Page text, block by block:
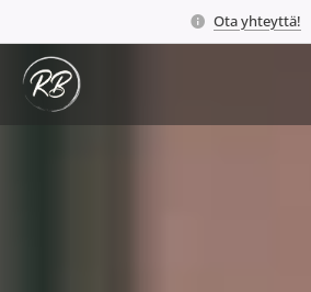
Ota yhteyttä!